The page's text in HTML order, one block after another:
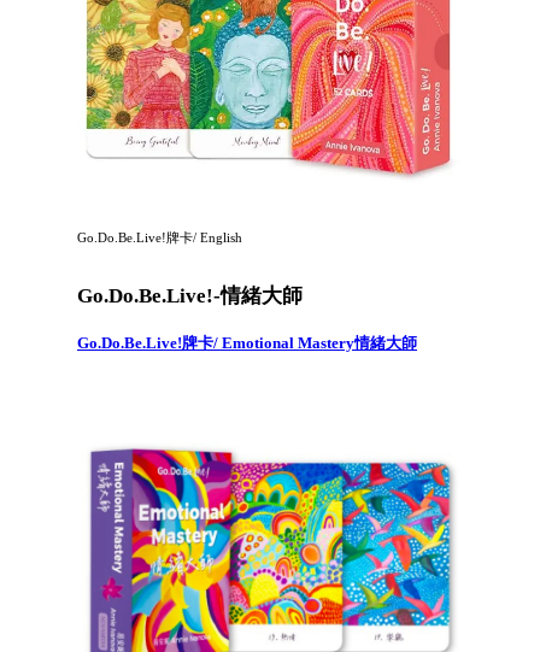
Go.Do.Be.Live!牌卡/ English
Go.Do.Be.Live!-情緒大師
Go.Do.Be.Live!牌卡/ Emotional Mastery情緒大師